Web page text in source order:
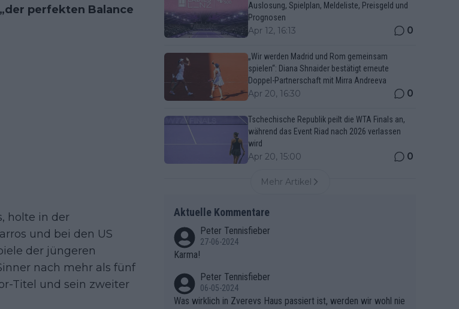
perfekten Balance
holte in der
und bei den US
der jüngeren
nach mehr als fünf
Titel und sein zweiter
Auslosung, Spielplan, Meldeliste, Preisgeld und
Prognosen
Apr 12, 16:13 0
„Wir werden Madrid und Rom gemeinsam
spielen“: Diana Shnaider bestätigt erneute
Doppel-Partnerschaft mit Mirra Andreeva
Apr 20, 16:30 0
Tschechische Republik peilt die WTA Finals an,
während das Event Riad nach 2026 verlassen
wird
Apr 20, 15:00 0
Mehr Artikel
Aktuelle Kommentare
Peter Tennisfieber
27-06-2024
Karma!
Peter Tennisfieber
06-05-2024
Was wirklich in Zverevs Haus passiert ist, werden wir wohl nie